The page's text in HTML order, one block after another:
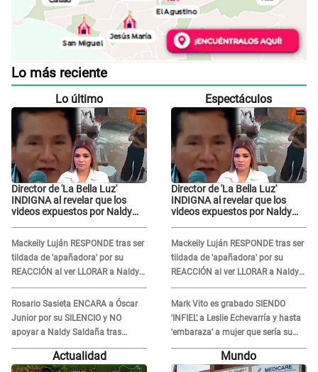
Lo más reciente
Lo último
Director de 'La Bella Luz'
INDIGNA al revelar que los
videos expuestos por Naldy
visitas..."
Mackeily Luján RESPONDE tras ser
tildada de 'apañadora' por su
REACCIÓN al ver LLORAR a Naldy
Saldaña tras acoso: "No sabía la
magnitud"
Rosario Sasieta ENCARA a Óscar
Junior por su SILENCIO y NO
apoyar a Naldy Saldaña tras
denuncia en 'La Bella Luz': "¿Te
comieron la lengua?"
Espectáculos
Director de 'La Bella Luz'
INDIGNA al revelar que los
videos expuestos por Naldy
visitas..."
Mackeily Luján RESPONDE tras ser
tildada de 'apañadora' por su
REACCIÓN al ver LLORAR a Naldy
Saldaña tras acoso: "No sabía la
magnitud"
Mark Vito es grabado SIENDO
'INFIEL' a Leslie Echevarría y hasta
'embaraza' a mujer que sería su
AMANTE: "¡Eres un desgraciado! "
Actualidad Mundo